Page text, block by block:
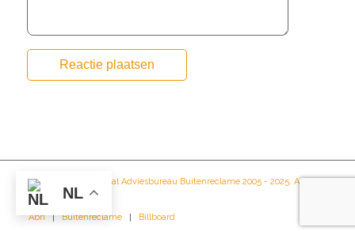
Copyright © Nationaal Adviesbureau Buitenreclame 2005 - 2025. All
rights reserved.
Abri
Buitenreclame Billboard
NL